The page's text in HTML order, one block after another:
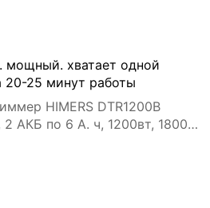
мощный. хватает одной
20-25 минут работы
HIMERS DTR1200B
АКБ по 6 А. ч, 1200вт, 18000